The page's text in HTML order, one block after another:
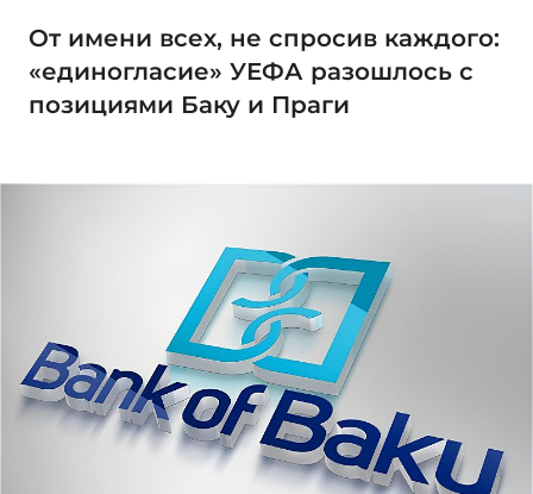
От имени всех, не спросив каждого:
«единогласие» УЕФА разошлось с
позициями Баку и Праги